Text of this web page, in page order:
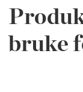
bruke